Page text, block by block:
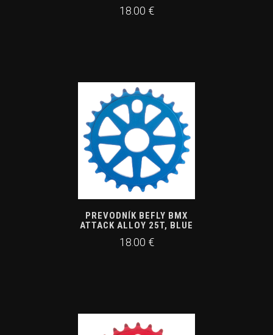
18.00 €
PREVODNÍK BEFLY BMX
ATTACK ALLOY 25T, BLUE
18.00 €